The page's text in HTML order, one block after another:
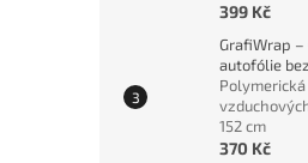
399 Kč
GrafiWrap
autofólie
152 cm
370 Kč